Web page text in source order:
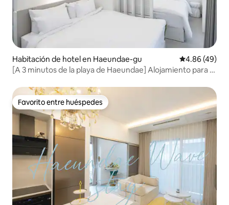
Habitación de hotel en Haeundae-gu Calificación
4.86 (49)
[A 3 minutos de la playa de Haeundae] Alojamiento para 4
Opciones completas / 2 camas tamaño queen
Favorito entre huéspedes
Favorito entre huéspedes